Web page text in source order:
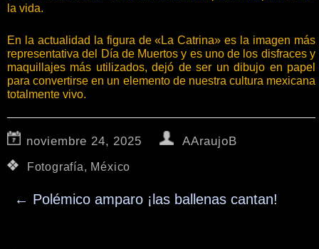
la vida.
En la actualidad la figura de «La Catrina» es la imagen más
representativa del Día de Muertos y es uno de los disfraces y
maquillajes más utilizados, dejó de ser un dibujo en papel
para convertirse en un elemento de nuestra cultura mexicana
totalmente vivo.
noviembre 24, 2025 AAraujoB
Fotografía, México
← Polémico amparo ¡las ballenas cantan!